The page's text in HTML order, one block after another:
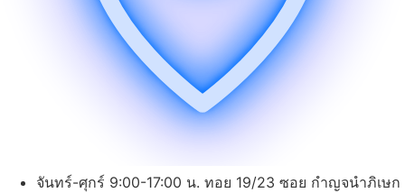
จันทร์-ศุกร์ 9:00-17:00 น. ทอย 19/23 ซอย กำญจนำภิเษก